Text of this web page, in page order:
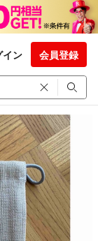
イン 会員登録